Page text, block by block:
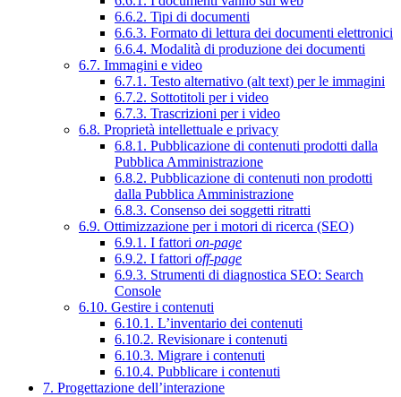
6.6.2. Tipi di documenti
6.6.3. Formato di lettura dei documenti elettronici
6.6.4. Modalità di produzione dei documenti
6.7. Immagini e video
6.7.1. Testo alternativo (alt text) per le immagini
6.7.2. Sottotitoli per i video
6.7.3. Trascrizioni per i video
6.8. Proprietà intellettuale e privacy
6.8.1. Pubblicazione di contenuti prodotti dalla
Pubblica Amministrazione
6.8.2. Pubblicazione di contenuti non prodotti
dalla Pubblica Amministrazione
6.8.3. Consenso dei soggetti ritratti
6.9. Ottimizzazione per i motori di ricerca (SEO)
6.9.1. I fattori on-page
6.9.2. I fattori off-page
6.9.3. Strumenti di diagnostica SEO: Search
Console
6.10. Gestire i contenuti
6.10.1. L’inventario dei contenuti
6.10.2. Revisionare i contenuti
6.10.3. Migrare i contenuti
6.10.4. Pubblicare i contenuti
7. Progettazione dell’interazione